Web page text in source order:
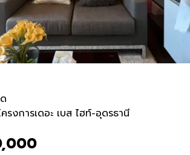
โด โครงการเดอะ เ
รงการเดอะ เบส ไฮท์-อุดรธานี